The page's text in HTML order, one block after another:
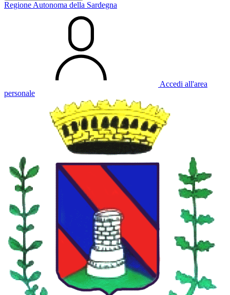
Regione Autonoma della Sardegna
Accedi all'area
personale